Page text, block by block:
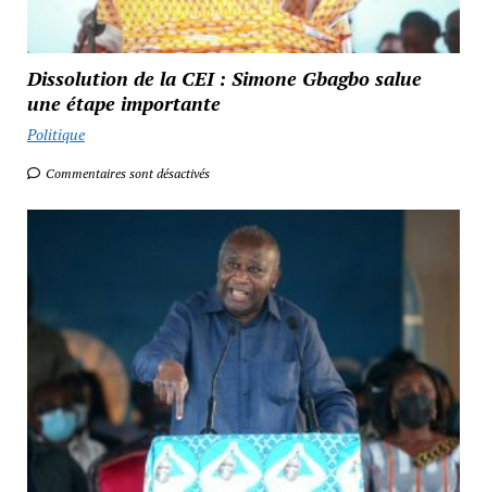
Dissolution de la CEI : Simone Gbagbo salue
une étape importante
Politique
Commentaires sont désactivés